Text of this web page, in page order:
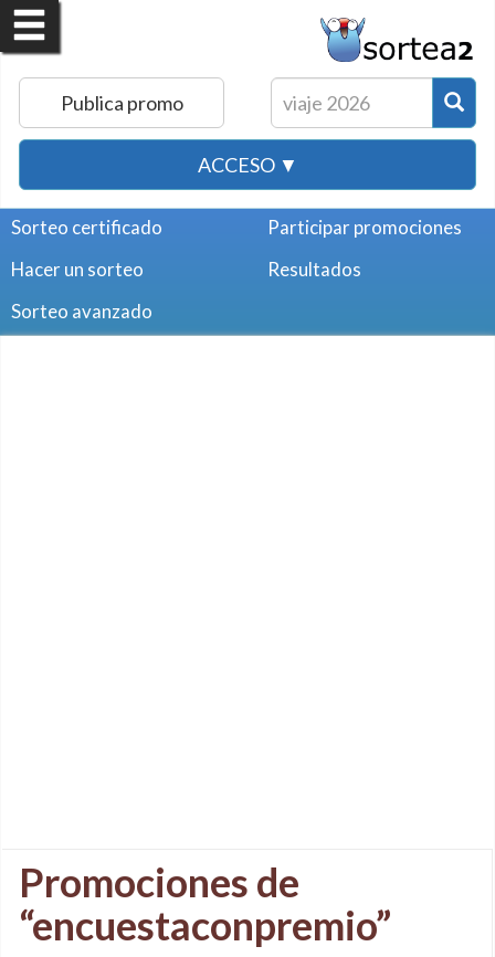
Publica promo
ACCESO ▼
Sorteo certificado
Hacer un sorteo
Sorteo avanzado
Participar promociones
Resultados
Promociones de
“encuestaconpremio”